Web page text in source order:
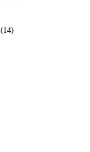
(14)